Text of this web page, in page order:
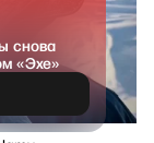
снова
«Эхе»